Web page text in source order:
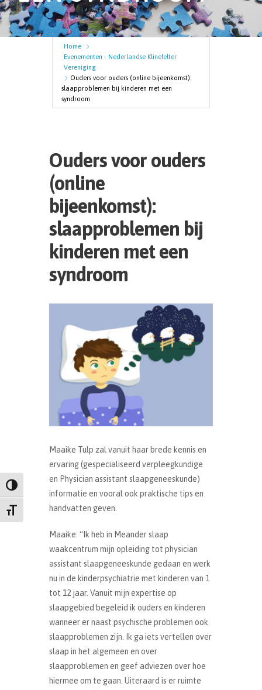
Keuze voor hoog contrast
Kies grootte van het lettertype
Home
Evenementen - Nederlandse Klinefelter
Vereniging
Ouders voor ouders (online bijeenkomst):
slaapproblemen bij kinderen met een
syndroom
Ouders voor ouders
(online
bijeenkomst):
slaapproblemen bij
kinderen met een
syndroom
Maaike Tulp zal vanuit haar brede kennis en
ervaring (gespecialiseerd verpleegkundige
en Physician assistant slaapgeneeskunde)
informatie en vooral ook praktische tips en
handvatten geven.
Maaike: “Ik heb in Meander slaap
waakcentrum mijn opleiding tot physician
assistant slaapgeneeskunde gedaan en werk
nu in de kinderpsychiatrie met kinderen van 1
tot 12 jaar. Vanuit mijn expertise op
slaapgebied begeleid ik ouders en kinderen
wanneer er naast psychische problemen ook
slaapproblemen zijn. Ik ga iets vertellen over
slaap in het algemeen en over
slaapproblemen en geef adviezen over hoe
hiermee om te gaan. Uiteraard is er ruimte